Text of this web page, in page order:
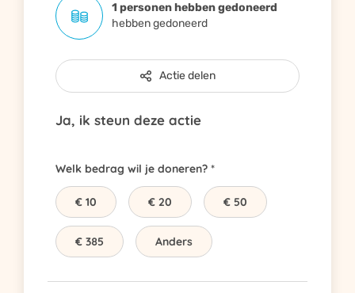
1 personen hebben gedoneerd
hebben gedoneerd
Actie delen
Ja, ik steun deze actie
Welk bedrag wil je doneren?
€ 10 € 20 € 50
€ 385 Anders